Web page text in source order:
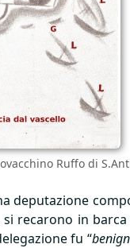
Ruffo di
deputazione
recarono in
fu “